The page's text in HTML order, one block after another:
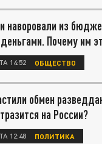
наворовали из
Почему им
14:52 ОБЩЕСТВО
обмен
на России?
12:48 ПОЛИТИКА